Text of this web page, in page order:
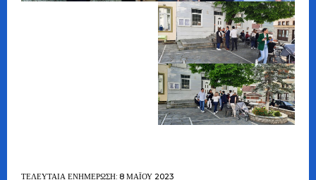
ΤΕΛΕΥΤΑΊΑ ΕΝΗΜΈΡΩΣΗ: 8 ΜΑΪ́ΟΥ 2023